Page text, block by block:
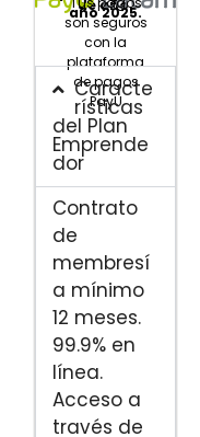
de año.
año 2025.
son seguros
con la
plataforma
de pagos
PayU
Caracte
rísticas
del Plan
Emprende
dor
Contrato
de
membresí
a mínimo
12 meses.
99.9% en
línea.
Acceso a
través de